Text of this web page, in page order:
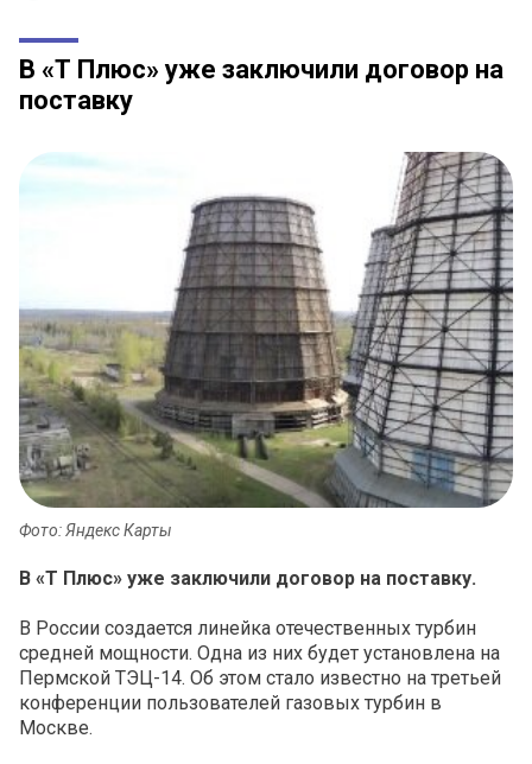
В «Т Плюс» уже заключили договор на
поставку
Фото: Яндекс Карты
В «Т Плюс» уже заключили договор на поставку.
В России создается линейка отечественных турбин
средней мощности. Одна из них будет установлена на
Пермской ТЭЦ-14. Об этом стало известно на третьей
конференции пользователей газовых турбин в
Москве.